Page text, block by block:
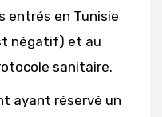
entrés en Tunisie
négatif) et au
sanitaire.
ayant réservé un